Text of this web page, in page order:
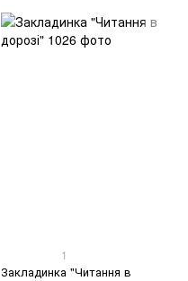
1
Закладинка "Читання в